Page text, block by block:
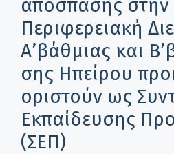
απόσπασης στην
Περιφερειακή
Α’βάθμιας και
σης Ηπείρου
οριστούν ως
Εκπαίδευσης
(ΣΕΠ)